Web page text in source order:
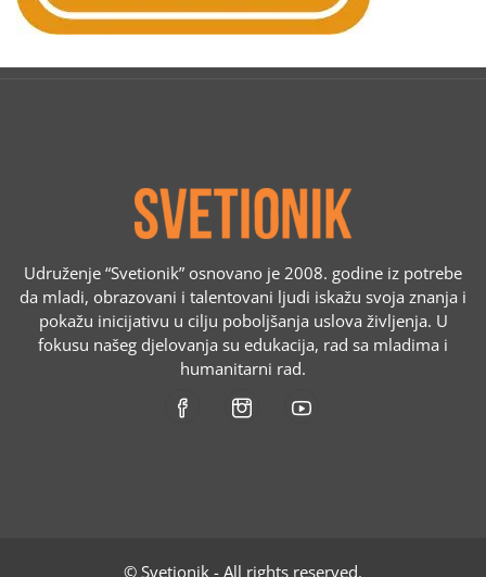
Udruženje “Svetionik” osnovano je 2008. godine iz potrebe
da mladi, obrazovani i talentovani ljudi iskažu svoja znanja i
pokažu inicijativu u cilju poboljšanja uslova življenja. U
fokusu našeg djelovanja su edukacija, rad sa mladima i
humanitarni rad.
© Svetionik - All rights reserved.